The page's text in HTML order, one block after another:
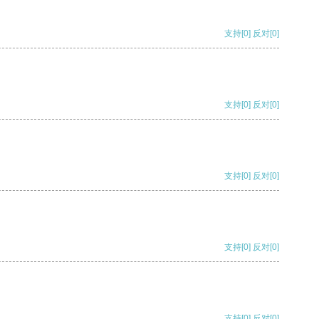
支持[0] 反对[0]
支持[0] 反对[0]
支持[0] 反对[0]
支持[0] 反对[0]